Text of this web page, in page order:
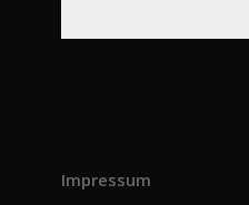
Impressum